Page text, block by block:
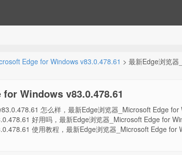
Edge for Windows v83.0.478.61 > 最新Edge浏览
Windows v83.0.478.61
怎么样，最新Edge浏览器_Microsoft Edge
好用吗，最新Edge浏览器_Microsoft Edge for
使用教程，最新Edge浏览器_Microsoft Edge for